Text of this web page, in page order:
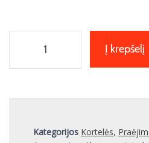
Į krepšelį
Kategorijos Kortelės,